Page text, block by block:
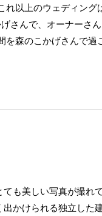
れ以上のウェディング
さんで、オーナーさ
を森のこかげさんで過
も美しい写真が撮れ
かけられる独立した